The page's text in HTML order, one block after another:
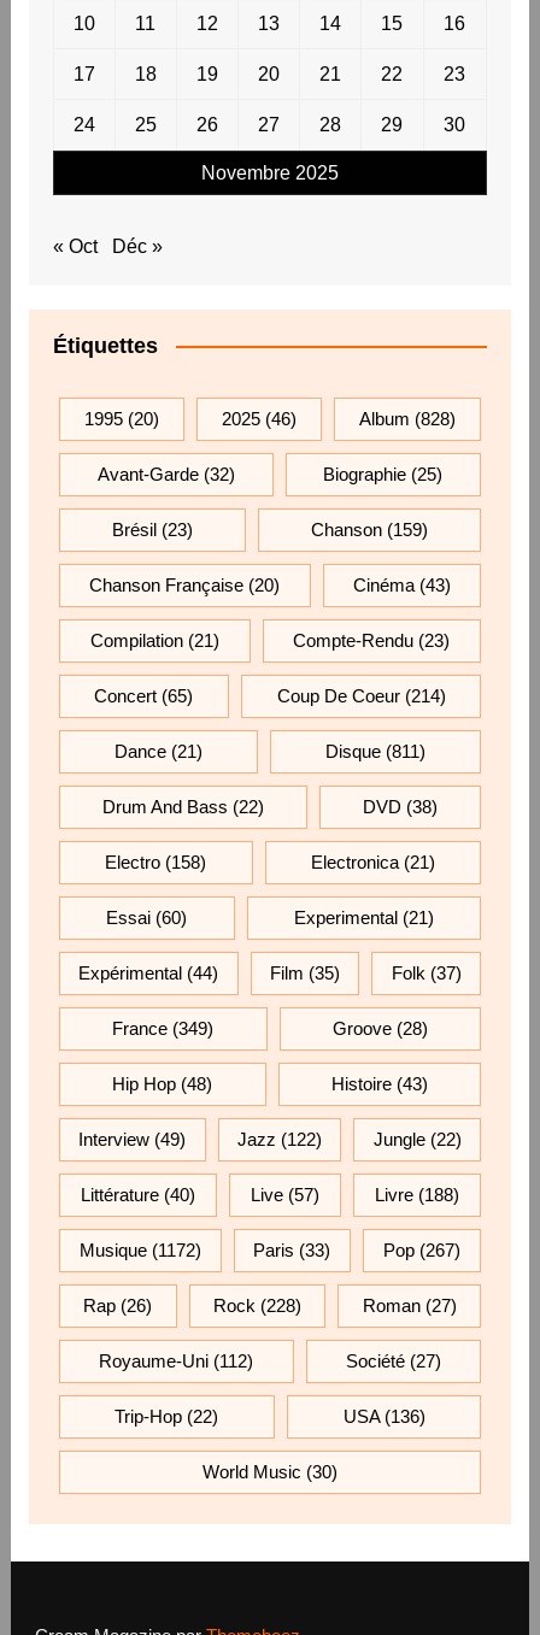
Novembre 2025
10 11 12 13 14 15 16
17 18 19 20 21 22 23
24 25 26 27 28 29 30
« Oct Déc »
Étiquettes
1995(20) 2025 (46) Album (828)
Avant-Garde(32) Biographie (25)
Brésil(23) Chanson (159)
Chanson Française (20) Cinéma(43)
Compilation(21) Compte-Rendu (23)
Concert (65) Coup De Coeur(214)
Dance(21) Disque (811)
Drum And Bass (22) DVD (38)
Electro (158) Electronica(21)
Essai (60) Experimental(21)
Expérimental (44) Film (35) Folk (37)
France (349) Groove(28)
Hip Hop (48) Histoire(43)
Interview (49) Jazz (122) Jungle(22)
Littérature(40) Live (57) Livre (188)
Musique(1172) Paris (33) Pop (267)
Rap (26) Rock (228) Roman(27)
Royaume-Uni (112) Société(27)
Trip-Hop (22) USA(136)
World Music (30)